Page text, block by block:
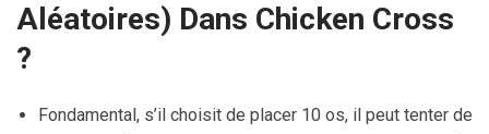
Aléatoires) Dans Chicken Cross
?
Fondamental, s’il choisit de placer 10 os, il peut tenter de